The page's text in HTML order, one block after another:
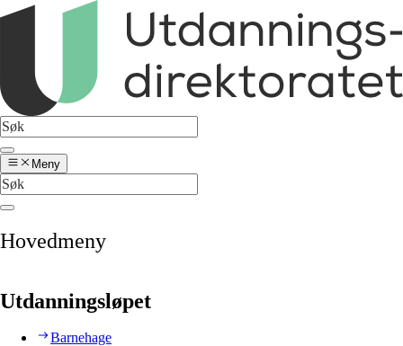
Meny
Hovedmeny
Utdanningsløpet
Barnehage